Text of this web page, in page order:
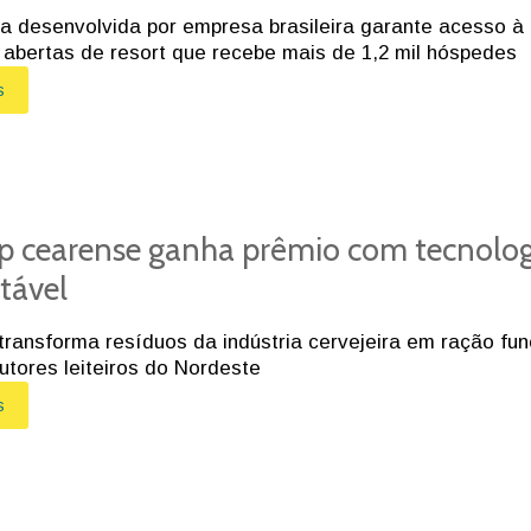
desenvolvida por empresa brasileira garante acesso à
de resort que recebe mais de 1,2 mil hóspedes
cearense ganha prêmio com
resíduos da indústria cervejeira em ração
leiteiros do Nordeste